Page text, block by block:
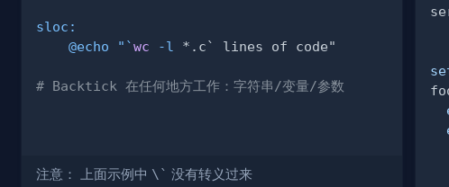
    @echo "
`wc -l
# Backtick 在任何地方工作：字符串/变量/参数
注意： 上面示例中 \` 没有转义过来